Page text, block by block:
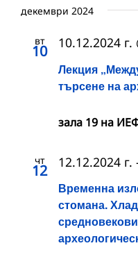
декември 2024
вт
10
Лекция
търсене на
10.12.2024 г.
зала 19 на
чт
12
Временна
стомана.
12.12.2024 г.